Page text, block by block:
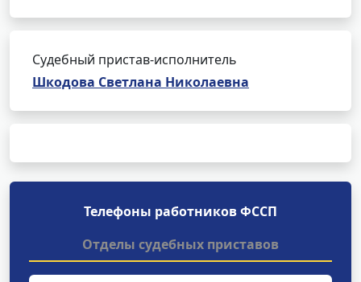
Судебный пристав-исполнитель
Шкодова Светлана Николаевна
Телефоны работников ФССП
Отделы судебных приставов